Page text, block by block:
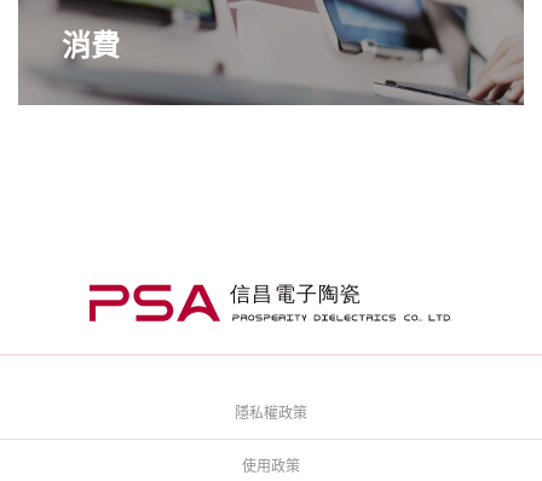
消費
隱私權政策
使用政策